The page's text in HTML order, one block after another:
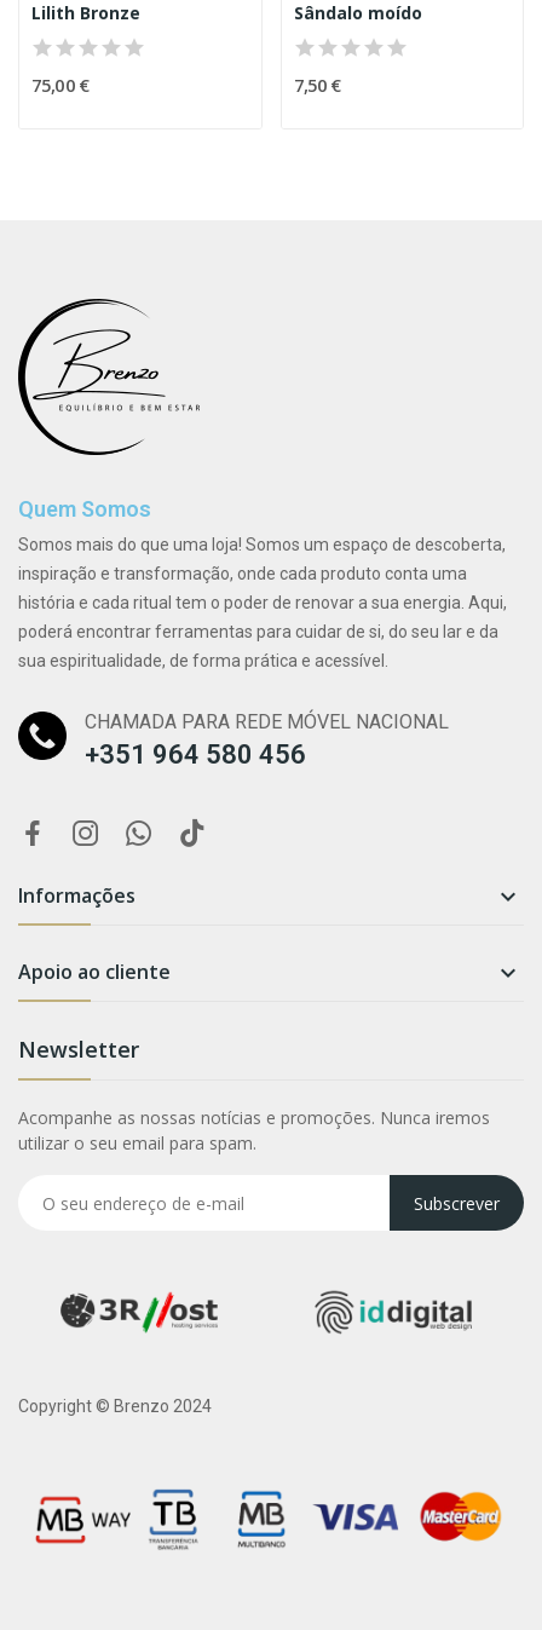
Lilith Bronze
75,00 €
Sândalo moído
7,50 €
Quem Somos
Somos mais do que uma loja! Somos um espaço de descoberta,
inspiração e transformação, onde cada produto conta uma
história e cada ritual tem o poder de renovar a sua energia. Aqui,
poderá encontrar ferramentas para cuidar de si, do seu lar e da
sua espiritualidade, de forma prática e acessível.
CHAMADA PARA REDE MÓVEL NACIONAL
+351 964 580 456
Informações 
Apoio ao cliente 
Newsletter
Acompanhe as nossas notícias e promoções. Nunca iremos
utilizar o seu email para spam.
Subscrever
Copyright © Brenzo 2024